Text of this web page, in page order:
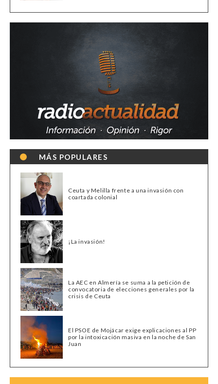
MÁS POPULARES
Ceuta y Melilla frente a una invasión con
coartada colonial
¡La invasión!
La AEC en Almería se suma a la petición de
convocatoria de elecciones generales por la
crisis de Ceuta
El PSOE de Mojácar exige explicaciones al PP
por la intoxicación masiva en la noche de San
Juan